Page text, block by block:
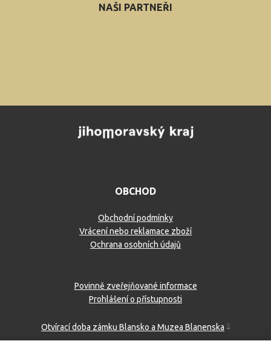
NAŠI PARTNEŘI
OBCHOD
Obchodní podmínky
Vrácení nebo reklamace zboží
Ochrana osobních údajů
Povinně zveřejňované informace
Prohlášení o přístupnosti
Otvírací doba zámku Blansko a Muzea Blanenska